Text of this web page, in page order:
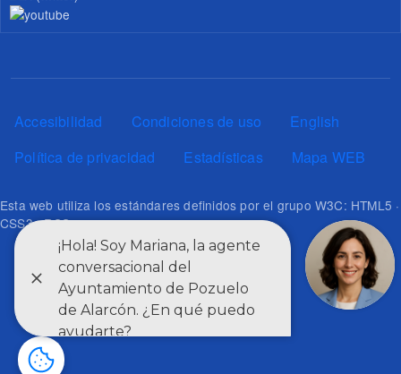
Pie de página
Accesibilidad Condiciones de uso
English
Política de privacidad
Estadísticas Mapa WEB
Esta web utiliza los estándares definidos por el grupo W3C: HTML5 ·
CSS3 · RSS